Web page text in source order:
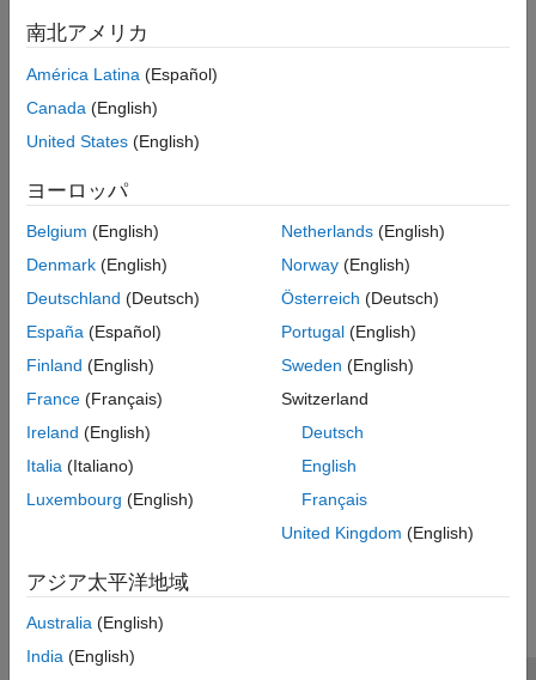
Version History
See Also
Settings
default
Default value is
Parameter:
Type:
Values: default
Default: default
Version History
See Also
How useful was this information?
南北アメリカ
América Latina (Español)
Canada (English)
United States (English)
ヨーロッパ
Belgium (English)
Denmark (English)
Deutschland (Deutsch)
España (Español)
Finland (English)
France (Français)
Ireland (English)
Italia (Italiano)
Luxembourg (English)
Netherlands(English)
Norway(English)
Österreich (Deutsch)
Portugal(English)
Sweden (English)
Switzerland
Deutsch
English
Français
United Kingdom (English)
アジア太平洋地域
Australia (English)
India (English)